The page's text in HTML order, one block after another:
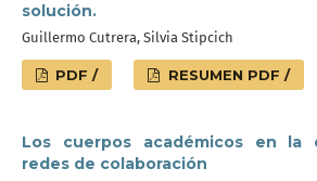
solución.
Guillermo Cutrera, Silvia Stipcich
PDF / RESUMEN PDF /
Los cuerpos académicos en la
redes de colaboración